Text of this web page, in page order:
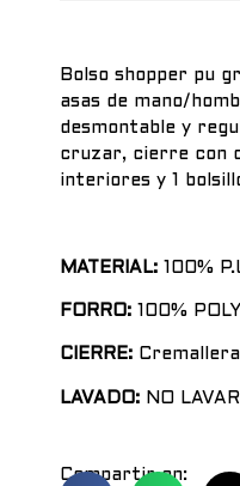
Bolso shopper pu
asas de mano/
desmontable y
cruzar, cierre con
interiores y 1
MATERIAL: 100%
FORRO: 100%
CIERRE:
LAVADO: NO LAVAR
Compartir en: